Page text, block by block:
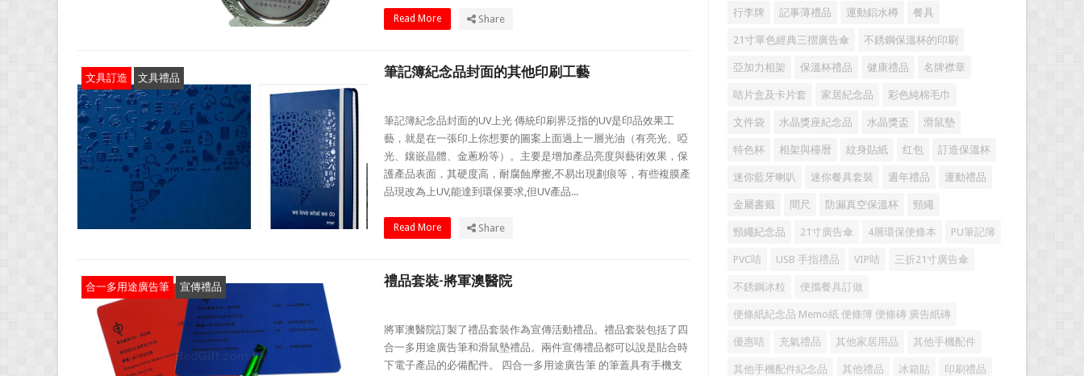
Read More Share
文具訂造 文具禮品 筆記簿紀念品封面的其他印刷工藝
筆記簿紀念品封面的UV上光 傳統印刷界泛指的UV是印品效果工
藝，就是在一張印上你想要的圖案上面過上一層光油（有亮光、啞
光、鑲嵌晶體、金蔥粉等）。主要是增加產品亮度與藝術效果，保
護產品表面，其硬度高，耐腐蝕摩擦,不易出現劃痕等，有些複膜產
品現改為上UV,能達到環保要求,但UV產品...
Read More Share
合一多用途廣告筆 宣傳禮品 禮品套裝-將軍澳醫院
將軍澳醫院訂製了禮品套裝作為宣傳活動禮品。禮品套裝包括了四
合一多用途廣告筆和滑鼠墊禮品。兩件宣傳禮品都可以說是貼合時
下電子產品的必備配件。 四合一多用途廣告筆 的筆蓋具有手機支
行李牌 記事薄禮品 運動鋁水樽 餐具
21寸單色經典三摺廣告傘 不銹鋼保溫杯的印刷
亞加力相架 保溫杯禮品 健康禮品 名牌襟章
咭片盒及卡片套 家居紀念品 彩色純棉毛巾
文件袋 水晶獎座紀念品 水晶獎盃 滑鼠墊
特色杯 相架與檯暦 紋身貼紙 红包 訂造保溫杯
迷你藍牙喇叭 迷你餐具套裝 週年禮品 運動禮品
金屬書籤 間尺 防漏真空保溫杯 頸繩
頸繩紀念品 21寸廣告傘 4層環保便條本 PU筆記簿
PVC咭 USB 手指禮品 VIP咭 三折21寸廣告傘
不銹鋼冰粒 便攜餐具訂做
便條紙紀念品 Memo紙 便條簿 便條磚 廣告紙磚
優惠咭 充氣禮品 其他家居用品 其他手機配件
其他手機配件紀念品 其他禮品 冰箱貼 印刷禮品